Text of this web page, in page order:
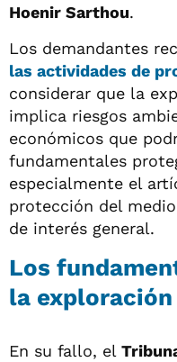
Hoenir Sarthou.
Los demandantes
las actividades de
considerar que la
implica riesgos
económicos que
fundamentales
especialmente el
protección del
de interés general.
Los
la
En su fallo, el